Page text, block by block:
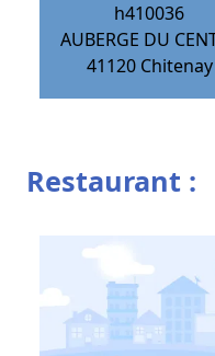
h410036
AUBERGE DU
41120 Chitenay
Restaurant :